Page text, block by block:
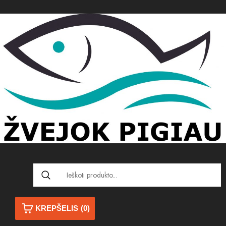
KREPŠELIS (0)